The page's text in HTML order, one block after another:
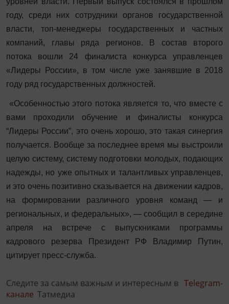
году, среди них сотрудники органов государственной
власти, топ-менеджеры государственных и частных
компаний, главы ряда регионов. В состав второго
потока вошли 24 финалиста конкурса управленцев
«Лидеры России», в том числе уже занявшие в 2018
году ряд государственных должностей.
«Особенностью этого потока является то, что вместе с
вами проходили обучение и финалисты конкурса
“Лидеры России”, это очень хорошо, это такая синергия
получается. Вообще за последнее время мы выстроили
целую систему, систему подготовки молодых, подающих
надежды, но уже опытных и талантливых управленцев,
и это очень позитивно сказывается на движении кадров,
на формировании различного уровня команд — и
региональных, и федеральных», — сообщил в середине
апреля на встрече с выпускниками программы
кадрового резерва Президент РФ Владимир Путин,
цитирует пресс-служба.
Следите за самым важным и интересным в Telegram-
канале Татмедиа